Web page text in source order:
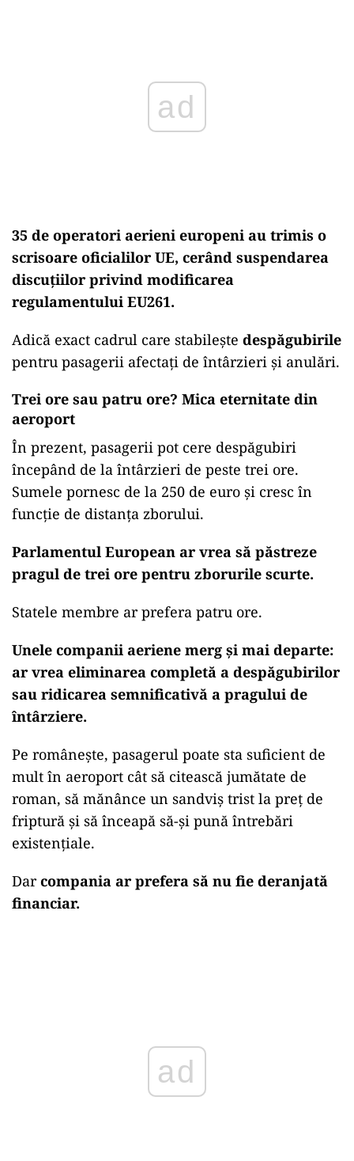
35 de operatori aerieni europeni au trimis o
scrisoare oficialilor UE, cerând suspendarea
discuțiilor privind modificarea
regulamentului EU261.
Adică exact cadrul care stabilește despăgubirile
pentru pasagerii afectați de întârzieri și anulări.
Trei ore sau patru ore? Mica eternitate din
aeroport
În prezent, pasagerii pot cere despăgubiri
începând de la întârzieri de peste trei ore.
Sumele pornesc de la 250 de euro și cresc în
funcție de distanța zborului.
Parlamentul European ar vrea să păstreze
pragul de trei ore pentru zborurile scurte.
Statele membre ar prefera patru ore.
Unele companii aeriene merg și mai departe:
ar vrea eliminarea completă a despăgubirilor
sau ridicarea semnificativă a pragului de
întârziere.
Pe românește, pasagerul poate sta suficient de
mult în aeroport cât să citească jumătate de
roman, să mănânce un sandviș trist la preț de
friptură și să înceapă să-și pună întrebări
existențiale.
Darcompania ar prefera să nu fie deranjată
financiar.
ad